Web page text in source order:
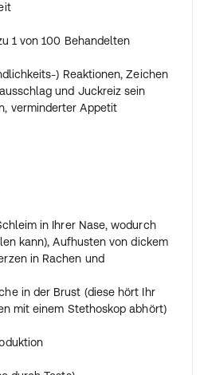
abbrechen
nicht ab, bevor Ihr Arzt
entscheidet, wie lange Ihre
Ihres Kindes dauern sollte.
Fragen zur Anwendung dieses
Sie sich an Ihren Arzt.
1 von 100 Behandelten
) Reaktionen, Zeichen
und Juckreiz sein
verminderter Appetit
in Ihrer Nase, wodurch
kann), Aufhusten von dickem
in Rachen und
in der Brust (diese hört Ihr
mit einem Stethoskop abhört)